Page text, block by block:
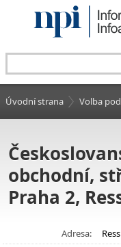
Úvodní strana Volba
obchodní,
Praha 2,
Adresa: